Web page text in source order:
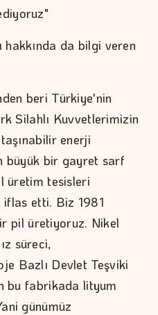
hakkında da bilgi veren
beri Türkiye'nin
Silahlı Kuvvetlerimizin
enerji
büyük bir gayret sarf
üretim tesisleri
iflas etti. Biz 1981
pil üretiyoruz. Nikel
süreci,
Bazlı Devlet Teşviki
bu fabrikada lityum
günümüz